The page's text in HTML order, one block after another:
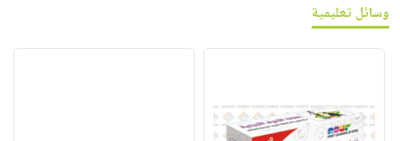
وسائل تعليمية